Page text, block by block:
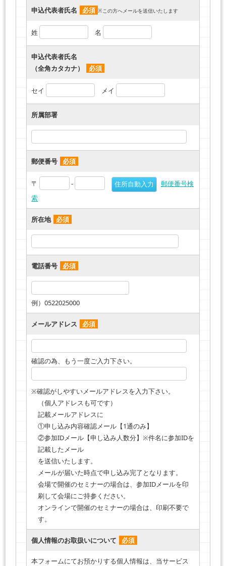
申込代表者氏名 必須 ※この方へメールを送信いたします
姓 名
申込代表者氏名
（全角カタカナ）
必須
セイ メイ
所属部署
郵便番号 必須
〒 -
郵便番号検
索
所在地 必須
電話番号 必須
例）0522025000
メールアドレス 必須
確認の為、もう一度ご入力下さい。
※確認がしやすいメールアドレスを入力下さい。
（個人アドレスも可です）
記載メールアドレスに
①申し込み内容確認メール【1通のみ】
②参加IDメール【申し込み人数分】※件名に参加IDを
記載したメール
を送信いたします。
メールが届いた時点で申し込み完了となります。
会場で開催のセミナーの場合は、参加IDメールを印
刷して会場にご持参ください。
オンラインで開催のセミナーの場合は、印刷不要で
す。
個人情報のお取扱いについて 必須
本フォームにてお預かりする個人情報は、当サービス